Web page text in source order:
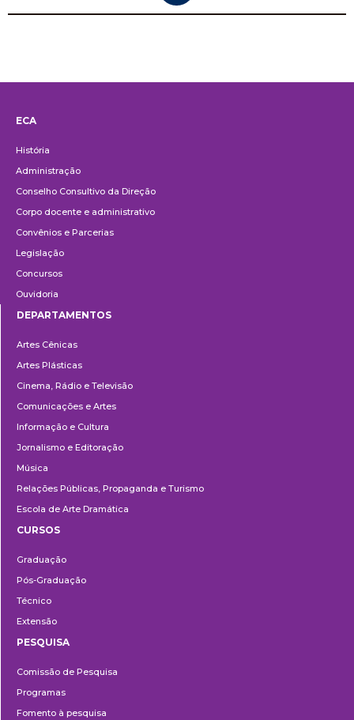
ECA
História
Administração
Conselho Consultivo da Direção
Corpo docente e administrativo
Convênios e Parcerias
Legislação
Concursos
Ouvidoria
DEPARTAMENTOS
Artes Cênicas
Artes Plásticas
Cinema, Rádio e Televisão
Comunicações e Artes
Informação e Cultura
Jornalismo e Editoração
Música
Relações Públicas, Propaganda e Turismo
Escola de Arte Dramática
CURSOS
Graduação
Pós-Graduação
Técnico
Extensão
PESQUISA
Comissão de Pesquisa
Programas
Fomento à pesquisa